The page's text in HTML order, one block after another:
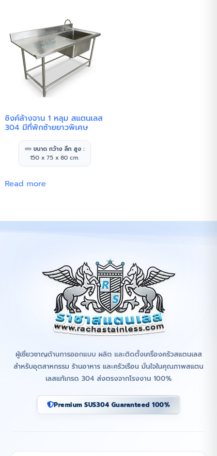
ซิงค์ล้างจาน 1 หลุม สแตนเลส
304 มีที่พักซ้ายยาวพิเศษ
ขนาด กว้าง ลึก สูง :
150 x 75 x 80 cm.
Read more
ผู้เชี่ยวชาญด้านการออกแบบ ผลิต และติดตั้งเครื่องครัวสแตนเลส
สำหรับอุตสาหกรรม ร้านอาหาร และครัวเรือน มั่นใจในคุณภาพสแตน
เลสแท้เกรด 304 ส่งตรงจากโรงงาน 100%
Premium SUS304 Guaranteed 100%